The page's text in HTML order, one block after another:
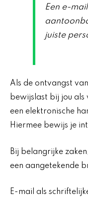
Een e-
juiste
Als de ontvangst
bewijslast bij jou
een elektronische
Hiermee bewijs je
Bij belangrijke
een aangetekende
E-mail als